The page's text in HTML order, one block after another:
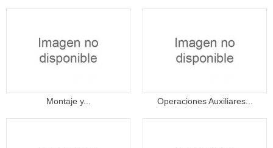
Montaje y... Operaciones Auxiliares...